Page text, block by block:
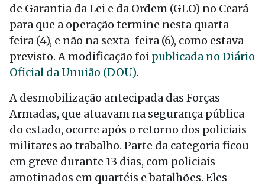
de Garantia da Lei e da Ordem (GLO) no Ceará
para que a operação termine nesta quarta-
feira (4), e não na sexta-feira (6), como estava
previsto. A modificação foi publicada no Diário
Oficial da Unuião (DOU).
A desmobilização antecipada das Forças
Armadas, que atuavam na segurança pública
do estado, ocorre após o retorno dos policiais
militares ao trabalho. Parte da categoria ficou
em greve durante 13 dias, com policiais
amotinados em quartéis e batalhões. Eles